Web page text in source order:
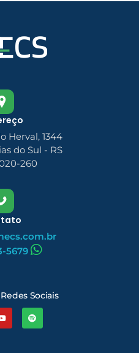
Herval, 1344
do Sul - RS
260
5679
Sociais